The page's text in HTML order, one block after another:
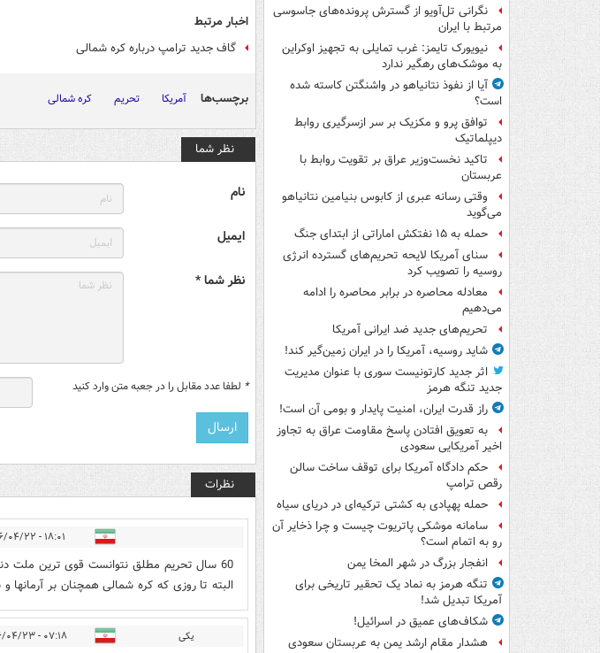
نگرانی تل‌آویو از گسترش پرونده‌های جاسوسی
مرتبط با ایران
نیویورک تایمز: غرب تمایلی به تجهیز اوکراین
به موشک‌های رهگیر ندارد
آیا از نفوذ نتانیاهو در واشنگتن کاسته شده
است؟
توافق پرو و مکزیک بر سر ازسرگیری روابط
دیپلماتیک
تاکید نخست‌وزیر عراق بر تقویت روابط با
عربستان
وقتی رسانه عبری از کابوس بنیامین نتانیاهو
می‌گوید
حمله به ۱۵ نفتکش‌ اماراتی از ابتدای جنگ
سنای آمریکا لایحه تحریم‌های گسترده انرژی
روسیه را تصویب کرد
معادله محاصره در برابر محاصره را ادامه
می‌دهیم
تحریم‌های جدید ضد ایرانی آمریکا
شاید روسیه، آمریکا را در ایران زمین‌گیر کند!
اثر جدید کارتونیست سوری با عنوان مدیریت
جدید تنگه هرمز
راز قدرت ایران، امنیت پایدار و بومی آن است!
به تعویق افتادن پاسخ مقاومت عراق به تجاوز
اخیر آمریکایی سعودی
حکم دادگاه آمریکا برای توقف ساخت سالن
رقص ترامپ
حمله پهپادی به کشتی ترکیه‌ای در دریای سیاه
سامانه موشکی پاتریوت چیست و چرا ذخایر آن
رو به اتمام است؟
انفجار بزرگ در شهر المخا یمن
تنگه هرمز به نماد یک تحقیر تاریخی برای
آمریکا تبدیل شد!
شکاف‌های عمیق در اسرائیل!
هشدار مقام ارشد یمن به عربستان سعودی
اخبار مرتبط
گاف جدید ترامپ درباره کره شمالی
برچسب‌ها آمریکا تحریم کره شمالی
نظر شما
نام
ایمیل
نظر شما *
* لطفا عدد مقابل را در جعبه متن وارد کنید
نظرات
۱۸:۰۱ - ۱۳۹۶/۰۴/۲۲
60 سال تحریم مطلق نتوانست قوی ترین ملت
البته تا روزی که کره شمالی همچنان بر آرمانها
یکی ۰۷:۱۸ - ۱۳۹۶/۰۴/۲۳